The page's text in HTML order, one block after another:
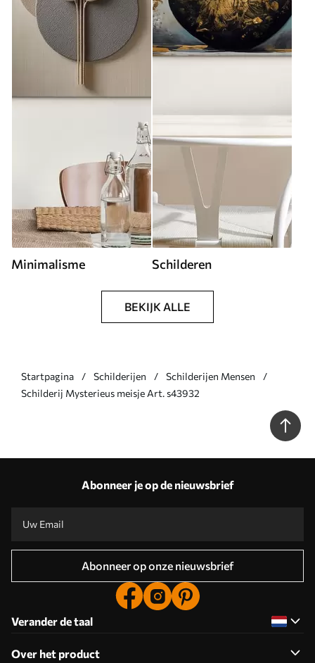
Minimalisme Schilderen
BEKIJK ALLE
Startpagina Schilderijen
Schilderijen Mensen
Schilderij Mysterieus meisje Art. s43932
Abonneer je op de nieuwsbrief
Abonneer op onze nieuwsbrief
Verander de taal
Over het product